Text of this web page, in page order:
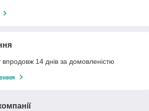
14 днів за домовленістю